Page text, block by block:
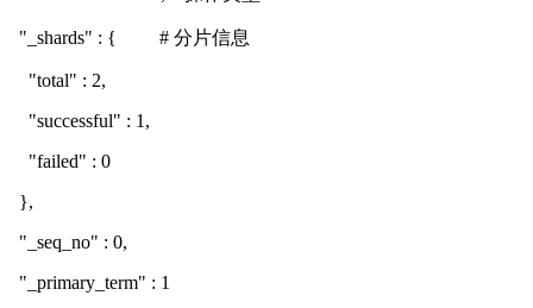
"_shards" : { # 分片信息
"total" : 2,
"successful" : 1,
"failed" : 0
},
"_seq_no" : 0,
"_primary_term" : 1